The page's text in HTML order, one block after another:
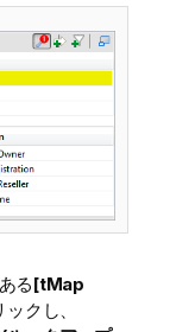
る[tMap
クし、